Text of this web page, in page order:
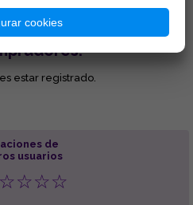
estar registrado.
de
usuarios
☆☆☆☆
cookies